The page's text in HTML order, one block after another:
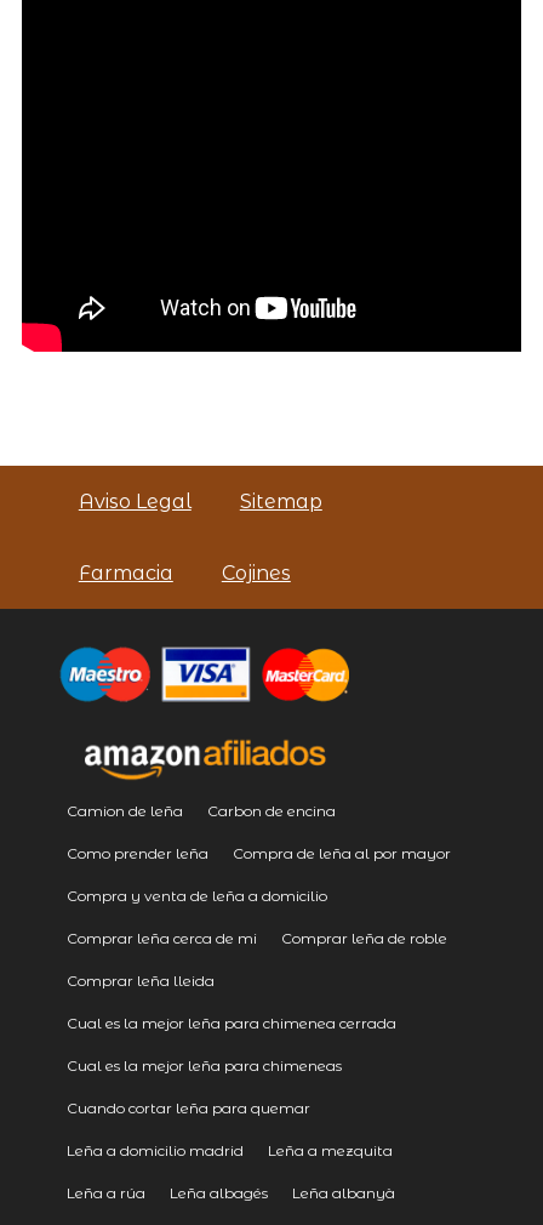
Aviso Legal Sitemap
Farmacia Cojines
Camion de leña Carbon de encina
Como prender leña Compra de leña al por mayor
Compra y venta de leña a domicilio
Comprar leña cerca de mi Comprar leña de roble
Comprar leña lleida
Cual es la mejor leña para chimenea cerrada
Cual es la mejor leña para chimeneas
Cuando cortar leña para quemar
Leña a domicilio madrid Leña a mezquita
Leña a rúa Leña albagés Leña albanyà